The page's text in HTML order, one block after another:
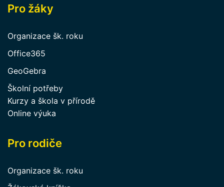
Pro žáky
Organizace šk. roku
Office365
GeoGebra
Školní potřeby
Kurzy a škola v přírodě
Online výuka
Pro rodiče
Organizace šk. roku